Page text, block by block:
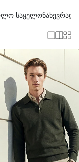
საყელონახევრად